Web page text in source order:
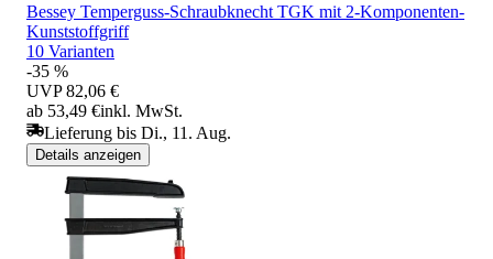
Bessey Temperguss-Schraubknecht TGK mit 2-Komponenten-
Kunststoffgriff
10 Varianten
-35 %
UVP 82,06 €
ab 53,49 €inkl. MwSt.
Lieferung bis Di., 11. Aug.
Details anzeigen